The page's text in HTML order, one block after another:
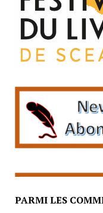
PARMI LES